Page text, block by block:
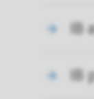
IB
IB